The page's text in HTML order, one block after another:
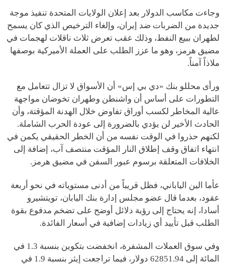
وجاءت مكاسب الدولار بعد إعلان الولايات المتحدة تنفيذ موجة
جديدة من الضربات ضد إيران، وإلغاء الترخيص الذي كان يسمح
لطهران ببيع النفط، وذلك عقب تعرض ثلاث ناقلات لهجمات في
مضيق هرمز، وهو ما عزز الطلب على العملة الأميركية بوصفها
ملاذاً آمناً.
ورأى محللو بنك «دي بي إس» أن الأسواق لا تزال تتعامل مع
التطورات على أساس أن واشنطن وطهران تخوضان مواجهة
عالية المخاطر لكسب أوراق تفاوض خلال الهدنة المؤقتة، وأن
الحادث الأخير لن يؤدي بالضرورة إلى عودة الحرب الشاملة.
لكنهم حذروا في الوقت نفسه من أن الخطر الحقيقي يكمن في
انتهاء اتفاق وقف إطلاق النار المؤقت منتصف آب، إضافة إلى
الخلافات المتعلقة برسوم عبور السفن في مضيق هرمز.
عأما الين الياباني، فظل قريباً من أدنى مستوياته في نحو أربعة
عقود، بعدما قال عضو مجلس إدارة بنك اليابان، تويتشيرو
أسادا، إنه يحتاج إلى رؤية دلائل أوضح على تضخم مدفوع بقوة
الطلب قبل تأييد أي زيادات إضافية في أسعار الفائدة.
وفي سوق العملات المشفرة، انخفضت بتكوين بنسبة 1.3 في
المائة إلى 62851.94 دولار، فيما تراجعت إيثر بنسبة 1.9 في